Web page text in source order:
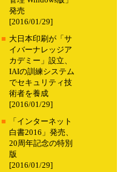
発売
[2016/01/29]
■ 大日本印刷が「サ
イバーナレッジア
カデミー」設立、
IAIの訓練システム
でセキュリティ技
術者を養成
[2016/01/29]
■
「インターネット
白書2016」発売、
20周年記念の特別
版
[2016/01/29]